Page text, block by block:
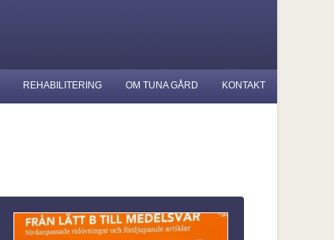
REHABILITERING OM TUNA GÅRD KONTAKT